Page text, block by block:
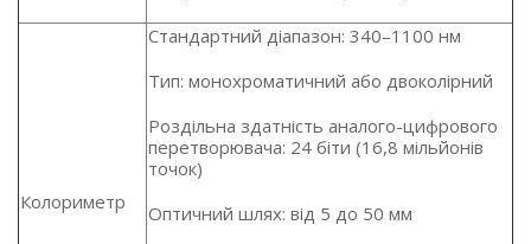
Колориметр
Стандартний діапазон: 340–1100 нм
Тип: монохроматичний або двоколірний
Роздільна здатність аналого-цифрового
перетворювача: 24 біти (16,8 мільйонів
точок)
Оптичний шлях: від 5 до 50 мм